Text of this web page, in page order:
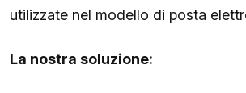
utilizzate nel modello di posta
La nostra soluzione: